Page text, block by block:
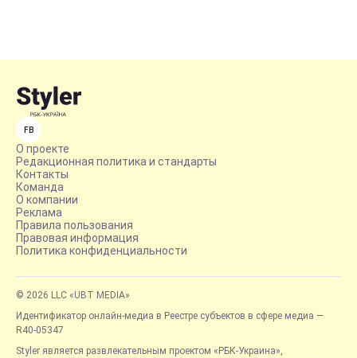
FB
О проекте
Редакционная политика и стандарты
Контакты
Команда
О компании
Реклама
Правила пользования
Правовая информация
Политика конфиденциальности
© 2026 LLC «UBT MEDIA»
Идентификатор онлайн-медиа в Реестре субъектов в сфере медиа —
R40-05347
Styler является развлекательным проектом «РБК-Украина»,